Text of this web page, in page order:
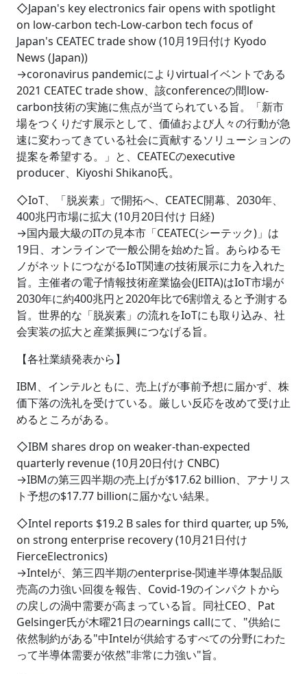
◇Japan's key electronics fair opens with spotlight
on low-carbon tech-Low-carbon tech focus of
Japan's CEATEC trade show (10月19日付け Kyodo
News (Japan))
→coronavirus pandemicによりvirtualイベントである
2021 CEATEC trade show、該conferenceの間low-
carbon技術の実施に焦点が当てられている旨。「新市
場をつくりだす展示として、価値および人々の行動が急
速に変わってきている社会に貢献するソリューションの
提案を希望する。」と、CEATECのexecutive
producer、Kiyoshi Shikano氏。
◇IoT、「脱炭素」で開拓へ、CEATEC開幕、2030年、
400兆円市場に拡大 (10月20日付け 日経)
→国内最大級のITの見本市「CEATEC(シーテック)」は
19日、オンラインで一般公開を始めた旨。あらゆるモ
ノがネットにつながるIoT関連の技術展示に力を入れた
旨。主催者の電子情報技術産業協会(JEITA)はIoT市場が
2030年に約400兆円と2020年比で6割増えると予測する
旨。世界的な「脱炭素」の流れをIoTにも取り込み、社
会実装の拡大と産業振興につなげる旨。
【各社業績発表から】
IBM、インテルともに、売上げが事前予想に届かず、株
価下落の洗礼を受けている。厳しい反応を改めて受け止
めるところがある。
◇IBM shares drop on weaker-than-expected
quarterly revenue (10月20日付け CNBC)
→IBMの第三四半期の売上げが$17.62 billion、アナリス
ト予想の$17.77 billionに届かない結果。
◇Intel reports $19.2 B sales for third quarter, up 5%,
on strong enterprise recovery (10月21日付け
FierceElectronics)
→Intelが、第三四半期のenterprise-関連半導体製品販
売高の力強い回復を報告、Covid-19のインパクトから
の戻しの渦中需要が高まっている旨。同社CEO、Pat
Gelsinger氏が木曜21日のearnings callにて、"供給に
依然制約がある"中Intelが供給するすべての分野にわた
って半導体需要が依然"非常に力強い"旨。